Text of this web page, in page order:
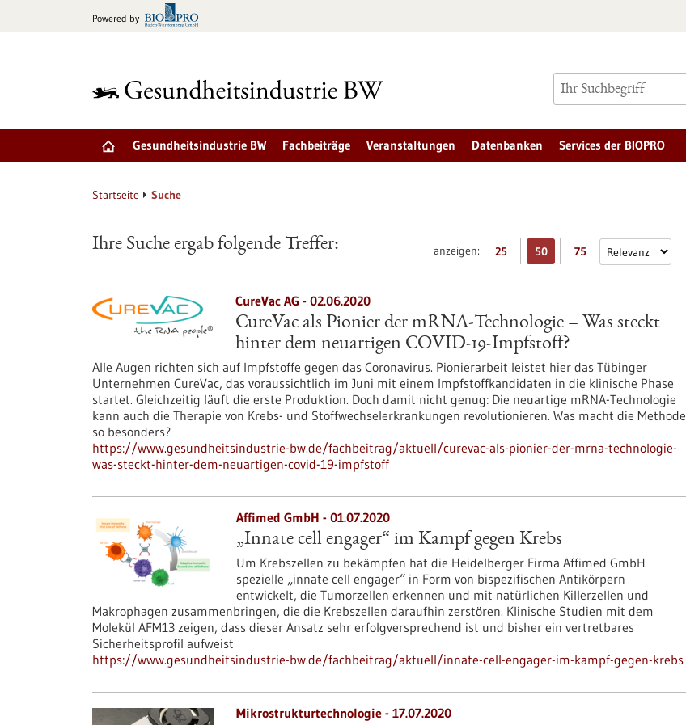
Powered by
Gesundheitsindustrie BW Fachbeiträge Veranstaltungen Datenbanken Services der BIOPRO
Startseite Suche
anzeigen: 25 50 75
Ihre Suche ergab folgende Treffer:
CureVac AG - 02.06.2020
CureVac als Pionier der mRNA-Technologie – Was steckt
hinter dem neuartigen COVID-19-Impfstoff?
Alle Augen richten sich auf Impfstoffe gegen das Coronavirus. Pionierarbeit leistet hier das Tübinger
Unternehmen CureVac, das voraussichtlich im Juni mit einem Impfstoffkandidaten in die klinische Phase
startet. Gleichzeitig läuft die erste Produktion. Doch damit nicht genug: Die neuartige mRNA-Technologie
kann auch die Therapie von Krebs- und Stoffwechselerkrankungen revolutionieren. Was macht die Methode
so besonders?
https://www.gesundheitsindustrie-bw.de/fachbeitrag/aktuell/curevac-als-pionier-der-mrna-technologie-
was-steckt-hinter-dem-neuartigen-covid-19-impfstoff
Affimed GmbH - 01.07.2020
„Innate cell engager“ im Kampf gegen Krebs
Um Krebszellen zu bekämpfen hat die Heidelberger Firma Affimed GmbH
spezielle „innate cell engager“ in Form von bispezifischen Antikörpern
entwickelt, die Tumorzellen erkennen und mit natürlichen Killerzellen und
Makrophagen zusammenbringen, die die Krebszellen daraufhin zerstören. Klinische Studien mit dem
Molekül AFM13 zeigen, dass dieser Ansatz sehr erfolgversprechend ist und bisher ein vertretbares
Sicherheitsprofil aufweist
https://www.gesundheitsindustrie-bw.de/fachbeitrag/aktuell/innate-cell-engager-im-kampf-gegen-krebs
Mikrostrukturtechnologie - 17.07.2020